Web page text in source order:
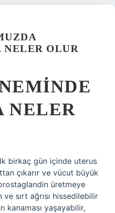
NELER OLUR
NELER
birkaç gün içinde uterus
çıkarır ve vücut büyük
üretmeye
sırt ağrısı hissedilebilir
kanaması yaşayabilir,